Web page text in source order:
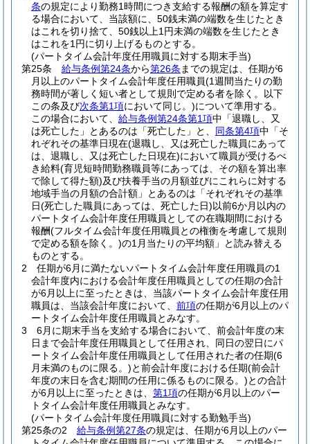
条の規定により勤務1時間につき支給する報酬の額を算定す
る場合において、当該額に、50銭未満の端数を生じたとき
はこれを切り捨て、50銭以上1円未満の端数を生じたとき
はこれを1円に切り上げるものとする。
(パートタイム会計年度任用職員に対する期末手当)
第25条
給与条例第24条から第26条 までの規定は、任期が6
月以上のパートタイム会計年度任用職員(1週間当たりの勤
務時間が著しく短い者として規則で定める者を除く。以下
この条及び次条第1項において同じ。)について準用する。
この場合において、 給与条例第24条第1項中「退職し、又
は死亡した」とあるのは「死亡した」と、 同条第4項中「そ
れぞれその基準日現在(退職し、又は死亡した職員にあって
は、退職し、又は死亡した日現在)において職員が受けるべ
き給料(育児短時間勤務職員等にあっては、その額を算出率
で除して得た額)及び扶養手当の月額並びにこれらに対する
地域手当の月額の合計額」とあるのは「それぞれその基準
日(死亡した職員にあっては、死亡した日)以前6か月以内の
パートタイム会計年度任用職員としての在職期間における
報酬(フルタイム会計年度任用職員との権衡を考慮して規則
で定める額を除く。)の1月当たりの平均額」と読み替える
ものとする。
2
任期が6月に満たないパートタイム会計年度任用職員の1
会計年度内における会計年度任用職員としての任期の合計
が6月以上に至ったときは、当該パートタイム会計年度任用
職員は、当該会計年度において、 前項の任期が6月以上のパ
ートタイム会計年度任用職員とみなす。
3
6月に期末手当を支給する場合において、前会計年度の末
日まで会計年度任用職員として任用され、同日の翌日にパ
ートタイム会計年度任用職員として任用された者の任期(6
月未満のものに限る。)と前会計年度における任期(前会計
年度の末日を含む期間の任用に係るものに限る。)との合計
が6月以上に至ったときは、 第1項の任期が6月以上のパー
トタイム会計年度任用職員とみなす。
(パートタイム会計年度任用職員に対する勤勉手当)
第25条の2
給与条例第27条の規定は、任期が6月以上のパー